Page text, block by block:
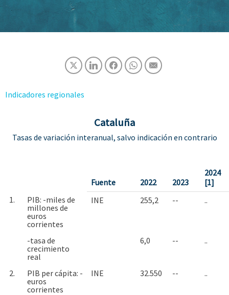
Indicadores regionales
Cataluña
Tasas de variación interanual, salvo indicación en contrario
Fuente 2022 2023
2024
[1]
1.
PIB: -miles de
millones de
euros
corrientes
INE 255,2 -- ..
-tasa de
crecimiento
real
6,0 -- ..
2.
PIB per cápita: -
euros
corrientes
INE 32.550 -- ..